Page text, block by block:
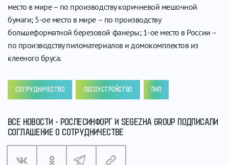
место в мире – по производству коричневой мешочной
бумаги; 5-ое место в мире – по производству
большеформатной березовой фанеры; 1-ое место в России –
по производству пиломатериалов и домокомплектов из
клееного бруса.
СОТРУДНИЧЕСТВО ЛЕСОУСТРОЙСТВО ПИП
ВСЕ НОВОСТИ - РОСЛЕСИНФОРГ И SEGEZHA GROUP ПОДПИСАЛИ
СОГЛАШЕНИЕ О СОТРУДНИЧЕСТВЕ